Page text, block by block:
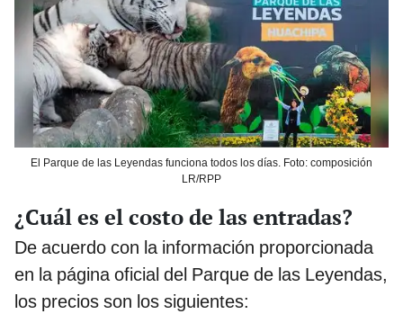
El Parque de las Leyendas funciona todos los días. Foto: composición
LR/RPP
¿Cuál es el costo de las entradas?
De acuerdo con la información proporcionada
en la página oficial del Parque de las Leyendas,
los precios son los siguientes: